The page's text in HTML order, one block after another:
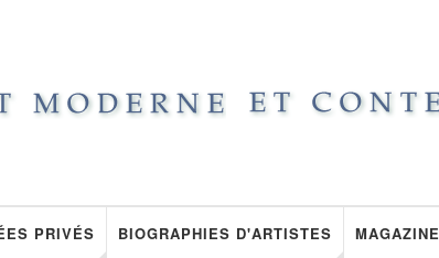
PRIVÉS BIOGRAPHIES D'ARTISTES MAGAZINE